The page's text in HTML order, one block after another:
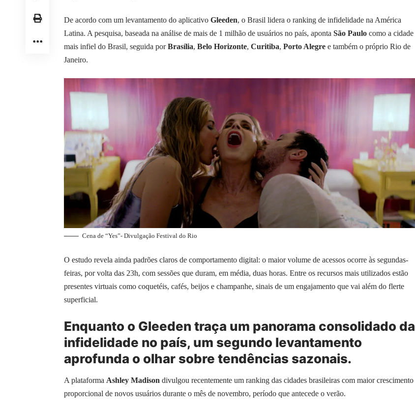
De acordo com um levantamento do aplicativo Gleeden, o Brasil lidera o ranking de infidelidade na América
Latina. A pesquisa, baseada na análise de mais de 1 milhão de usuários no país, aponta São Paulo como a cidade
mais infiel do Brasil, seguida porBrasília, Belo Horizonte, Curitiba, Porto Alegre e também o próprio Rio de
Janeiro.
Cena de “Yes”- Divulgação Festival do Rio
O estudo revela ainda padrões claros de comportamento digital: o maior volume de acessos ocorre às segundas-
feiras, por volta das 23h, com sessões que duram, em média, duas horas. Entre os recursos mais utilizados estão
presentes virtuais como coquetéis, cafés, beijos e champanhe, sinais de um engajamento que vai além do flerte
superficial.
Enquanto o Gleeden traça um panorama consolidado da
infidelidade no país, um segundo levantamento
aprofunda o olhar sobre tendências sazonais.
A plataforma Ashley Madison divulgou recentemente um ranking das cidades brasileiras com maior crescimento
proporcional de novos usuários durante o mês de novembro, período que antecede o verão.